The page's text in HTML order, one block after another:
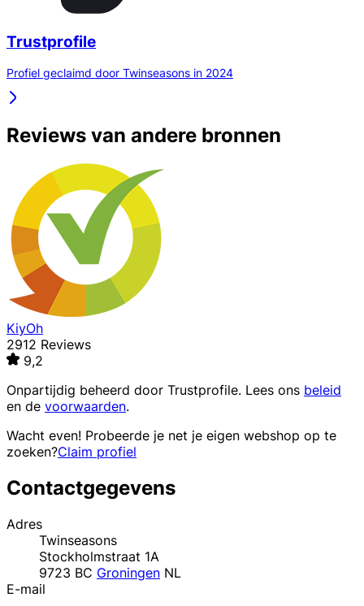
Trustprofile
Profiel geclaimd door Twinseasons in 2024
Reviews van andere bronnen
KiyOh
2912 Reviews
9,2
Onpartijdig beheerd door Trustprofile. Lees ons beleid
en de voorwaarden.
Wacht even! Probeerde je net je eigen webshop op te
zoeken?Claim profiel
Contactgegevens
Adres
Twinseasons
Stockholmstraat 1A
9723 BC Groningen NL
E-mail